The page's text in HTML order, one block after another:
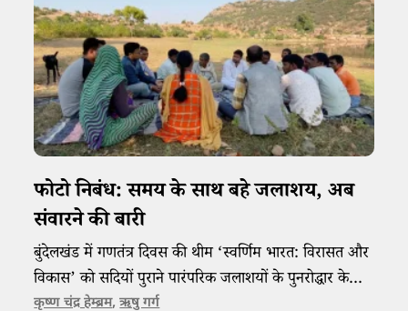
फोटो निबंध: समय के साथ बहे जलाशय, अब
संवारने की बारी
बुंदेलखंड में गणतंत्र दिवस की थीम ‘स्वर्णिम भारत: विरासत और
विकास’ को सदियों पुराने पारंपरिक जलाशयों के पुनरोद्धार के
कृष्ण चंद्र हेम्ब्रम,ऋषु गर्ग